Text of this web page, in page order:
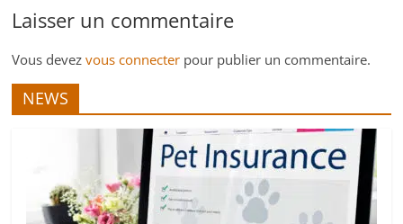
Laisser un commentaire
Vous devezvous connecter pour publier un commentaire.
NEWS